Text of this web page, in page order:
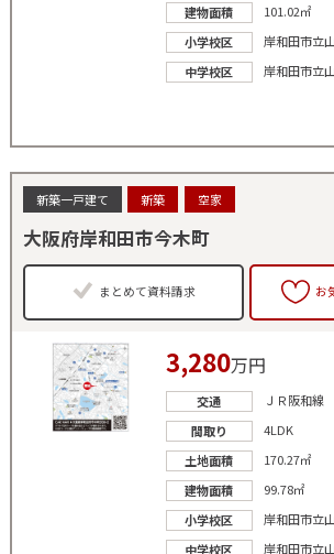
建物面積
101.02㎡
小学校区
岸和田市立
中学校区
岸和田市立
新築一戸建て 新築 空家
大阪府岸和田市今木町
まとめて資料請求 お
3,280万円
交通
ＪＲ阪和
間取り
4LDK
土地面積
170.27㎡
建物面積
99.78㎡
小学校区
岸和田市立
中学校区
岸和田市立